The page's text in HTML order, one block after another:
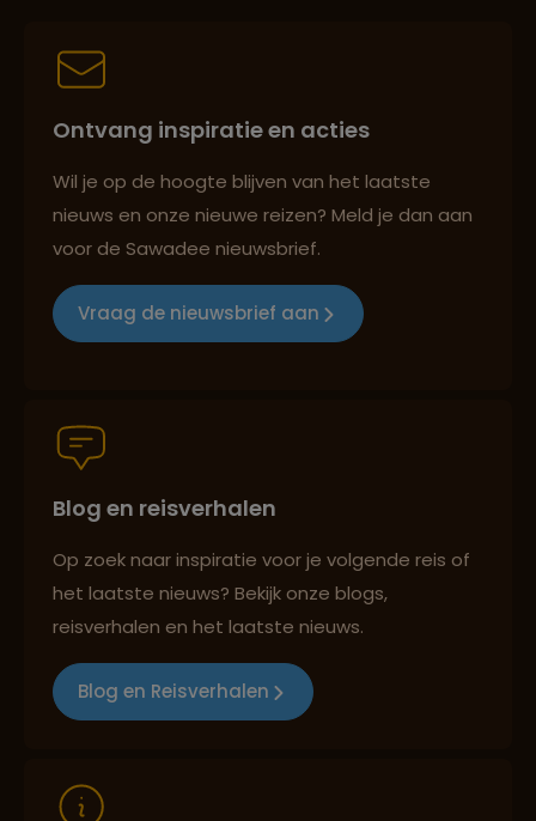
Persoonlijk en deskundig reisadvies
Reizen met oog voor mens, cultuur en milieu
Persoonlijk en deskundig reisadvies
Best beoordeelde reisroutes
Ontvang inspiratie en acties
Wil je op de hoogte blijven van het laatste
nieuws en onze nieuwe reizen? Meld je dan aan
voor de Sawadee nieuwsbrief.
Vraag de nieuwsbrief aan
Blog en reisverhalen
Op zoek naar inspiratie voor je volgende reis of
het laatste nieuws? Bekijk onze blogs,
reisverhalen en het laatste nieuws.
Blog en Reisverhalen